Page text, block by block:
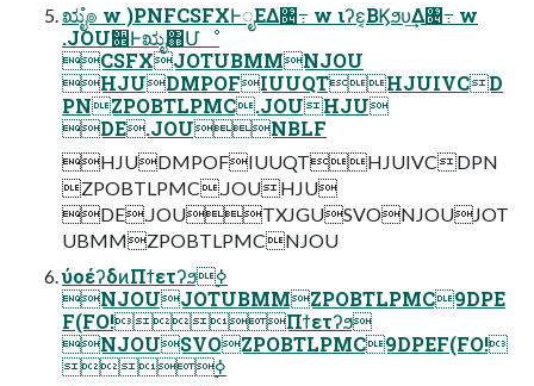
ಋೖํ๏ w )PNFCSFXͰೖΕΔ৔߹ w ιʔε͔ΒϏϧυ͢Δ৔߹ w
.JOUࣗ਎Ͱಋೖ΋Մೳ
CSFXJOTUBMMNJOU
HJUDMPOFIUUQTHJUIVCD
PNZPOBTLPMC.JOUHJU
DE.JOUNBLF
HJUDMPOFIUUQTHJUIVCDPN
ZPOBTLPMC.JOUHJU
DE.JOUTXJGUSVONJOUJOT
UBMMZPOBTLPMCNJOU
ύοέʔδͷΠϯετʔϧ࣮ߦ
NJOUJOTUBMMZPOBTLPMC9DPE
F(FO!Πϯετʔϧ
NJOUSVOZPOBTLPMC9DPEF(FO!
࣮ߦ